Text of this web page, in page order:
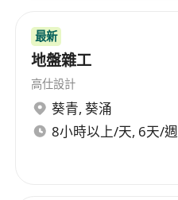
最新
地盤雜工
高仕設計
葵青, 葵涌
8小時以上/天, 6天/週